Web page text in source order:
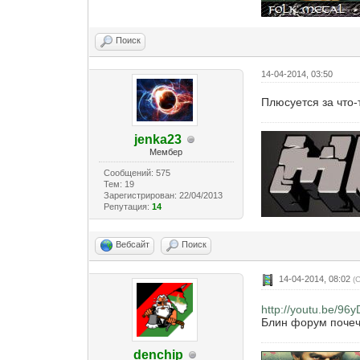
Поиск
jenka23
Мембер
Сообщений: 575
Тем: 19
Зарегистрирован: 22/04/2013
Репутация: 14
14-04-2014, 03:50
Плюсуется за
Вебсайт Поиск
denchip
14-04-2014, 08:02
http://youtu.be/
Блин форум